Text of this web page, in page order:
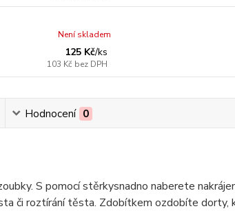
125 Kč/ks
103 Kč bez DPH
Není skladem
Hodnocení 0
S pomocí stěrkysnadno naberete
či roztírání těsta. Zdobítkem ozdobíte dorty,